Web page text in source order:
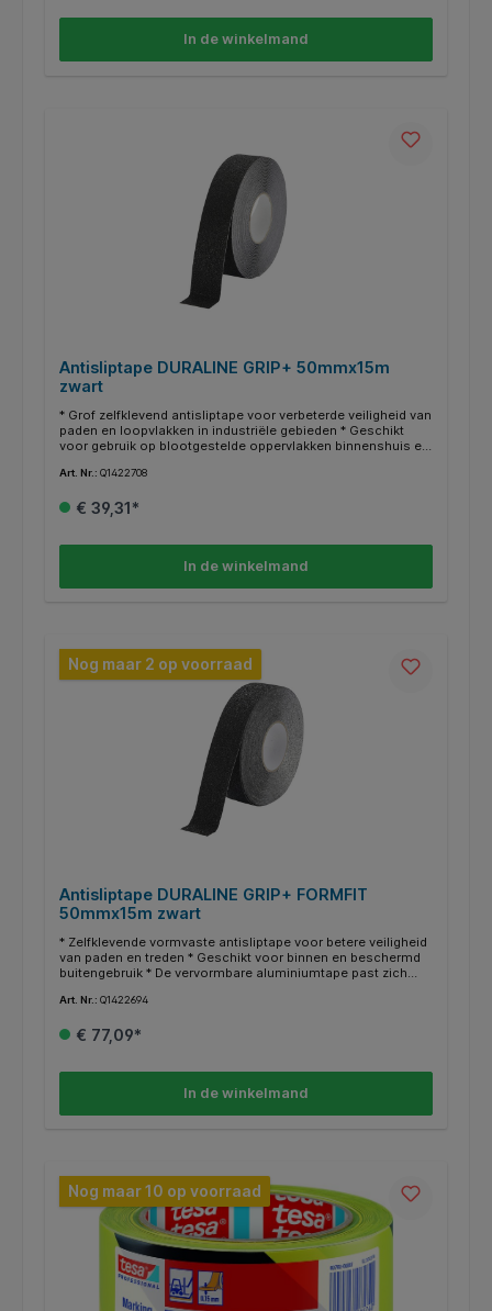
groep) R13 * Lengte: 15 m Breedte: 50 mm
In de winkelmand
Antisliptape DURALINE GRIP+ 50mmx15m
zwart
* Grof zelfklevend antisliptape voor verbeterde veiligheid van
paden en loopvlakken in industriële gebieden * Geschikt
voor gebruik op blootgestelde oppervlakken binnenshuis en
grip op paden en treden * De grove korrels bieden een
intensief gebruik * Toepassingsgebieden zijn traptreden,
groep) R13 * Lengte: 15 m Breedte: 50 mm
Art. Nr.: Q1422708
€ 39,31*
In de winkelmand
Nog maar 2 op voorraad
Antisliptape DURALINE GRIP+ FORMFIT
50mmx15m zwart
* Zelfklevende vormvaste antisliptape voor betere veiligheid
van paden en treden * Geschikt voor binnen en beschermd
buitengebruik * De vervormbare aluminiumtape past zich
oppervlakken van traanplaat of lensplaat *
industriële vloeren en loopvlakken van machines en
Art. Nr.: Q1422694
€ 77,09*
In de winkelmand
Nog maar 10 op voorraad